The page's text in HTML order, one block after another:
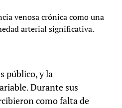
venosa crónica como una
arterial significativa.
público, y la
Durante sus
como falta de